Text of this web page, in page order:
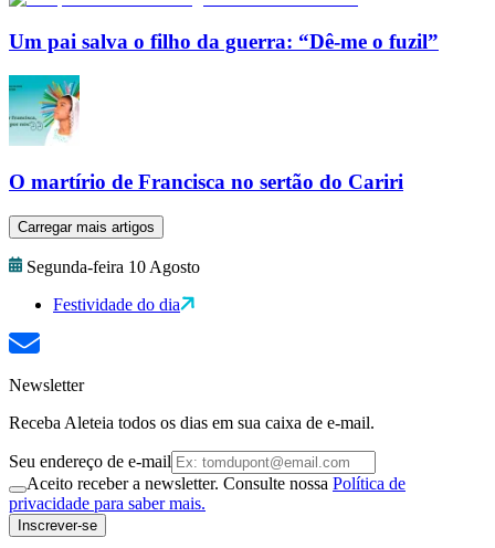
Um pai salva o filho da guerra: “Dê-me o fuzil”
O martírio de Francisca no sertão do Cariri
Carregar mais artigos
Segunda-feira 10 Agosto
Festividade do dia
Newsletter
Receba Aleteia todos os dias em sua caixa de e-mail.
Seu endereço de e-mail
Aceito receber a newsletter. Consulte nossa Política de
privacidade para saber mais.
Inscrever-se